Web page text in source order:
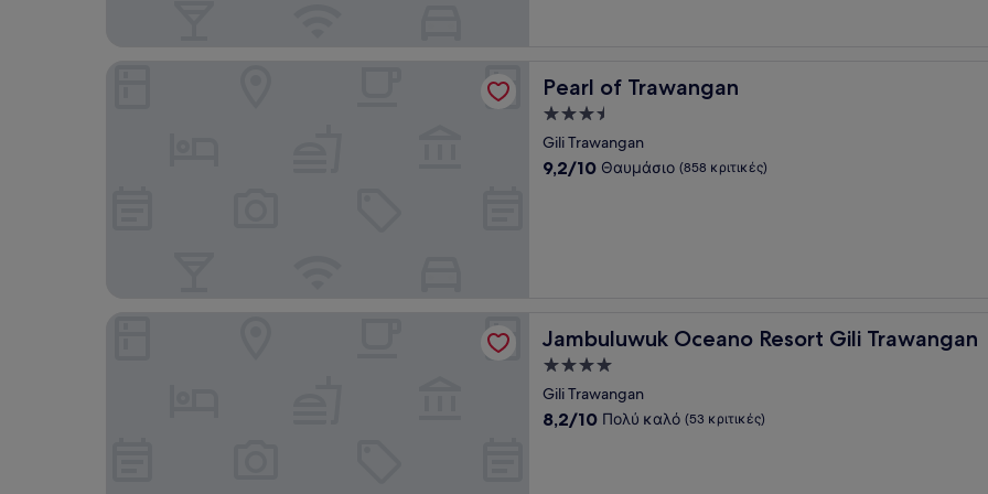
Pearl of Trawangan
Pearl of Trawangan
Κατάλυμα
με
3.5
Gili Trawangan
9.2
9,2/10 Θαυμάσιο (858 κριτικές)
Jambuluwuk Oceano Resort Gili Trawangan
Jambuluwuk Oceano Resort Gili Trawangan
Κατάλυμα
με
4.0
Gili Trawangan
8.2
8,2/10 Πολύ καλό (53 κριτικές)